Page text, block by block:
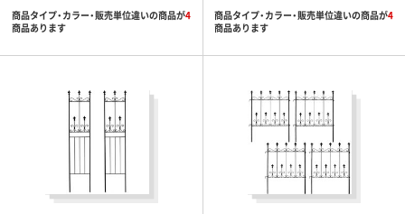
商品タイプ・カラー・販売単位違いの商品が4
商品あります
商品タイプ・カラー・販売単位違いの商品が4
商品あります